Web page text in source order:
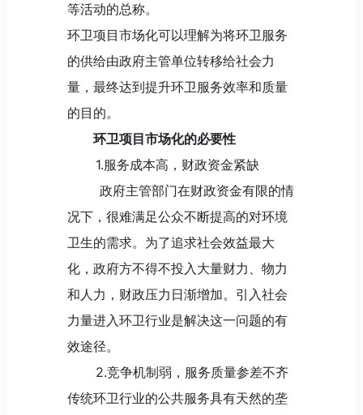
等活动的总称。
环卫项目市场化可以理解为将环卫服务
的供给由政府主管单位转移给社会力
量，最终达到提升环卫服务效率和质量
的目的。
环卫项目市场化的必要性
1.服务成本高，财政资金紧缺
政府主管部门在财政资金有限的情
况下，很难满足公众不断提高的对环境
卫生的需求。为了追求社会效益最大
化，政府方不得不投入大量财力、物力
和人力，财政压力日渐增加。引入社会
力量进入环卫行业是解决这一问题的有
效途径。
2.竞争机制弱，服务质量参差不齐
传统环卫行业的公共服务具有天然的垄